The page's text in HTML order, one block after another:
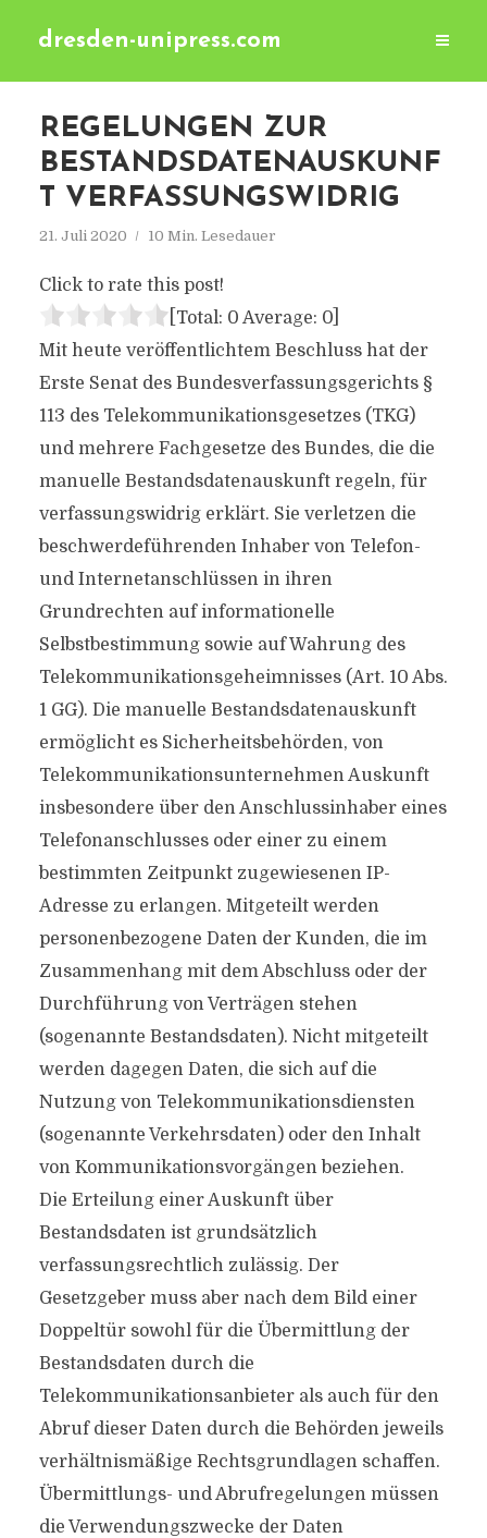
dresden-unipress.com
REGELUNGEN ZUR
BESTANDSDATENAUSKUNF
T VERFASSUNGSWIDRIG
21. Juli 2020 10 Min. Lesedauer
Click to rate this post!
[Total: 0 Average: 0]
Mit heute veröffentlichtem Beschluss hat der
Erste Senat des Bundesverfassungsgerichts §
113 des Telekommunikationsgesetzes (TKG)
und mehrere Fachgesetze des Bundes, die die
manuelle Bestandsdatenauskunft regeln, für
verfassungswidrig erklärt. Sie verletzen die
beschwerdeführenden Inhaber von Telefon-
und Internetanschlüssen in ihren
Grundrechten auf informationelle
Selbstbestimmung sowie auf Wahrung des
Telekommunikationsgeheimnisses (Art. 10 Abs.
1 GG). Die manuelle Bestandsdatenauskunft
ermöglicht es Sicherheitsbehörden, von
Telekommunikationsunternehmen Auskunft
insbesondere über den Anschlussinhaber eines
Telefonanschlusses oder einer zu einem
bestimmten Zeitpunkt zugewiesenen IP-
Adresse zu erlangen. Mitgeteilt werden
personenbezogene Daten der Kunden, die im
Zusammenhang mit dem Abschluss oder der
Durchführung von Verträgen stehen
(sogenannte Bestandsdaten). Nicht mitgeteilt
werden dagegen Daten, die sich auf die
Nutzung von Telekommunikationsdiensten
(sogenannte Verkehrsdaten) oder den Inhalt
von Kommunikationsvorgängen beziehen.
Die Erteilung einer Auskunft über
Bestandsdaten ist grundsätzlich
verfassungsrechtlich zulässig. Der
Gesetzgeber muss aber nach dem Bild einer
Doppeltür sowohl für die Übermittlung der
Bestandsdaten durch die
Telekommunikationsanbieter als auch für den
Abruf dieser Daten durch die Behörden jeweils
verhältnismäßige Rechtsgrundlagen schaffen.
Übermittlungs- und Abrufregelungen müssen
die Verwendungszwecke der Daten